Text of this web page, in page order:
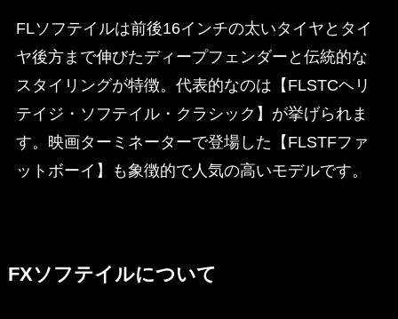
FLソフテイルは前後16インチの太いタイヤとタイ
ヤ後方まで伸びたディープフェンダーと伝統的な
スタイリングが特徴。代表的なのは【FLSTCヘリ
テイジ・ソフテイル・クラシック】が挙げられま
す。映画ターミネーターで登場した【FLSTFファ
ットボーイ】も象徴的で人気の高いモデルです。
FXソフテイルについて